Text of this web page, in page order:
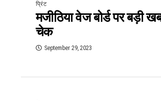
प्रिंट
मजीठिया वेज बोर्ड पर बड़ी
चेक
September 29, 2023